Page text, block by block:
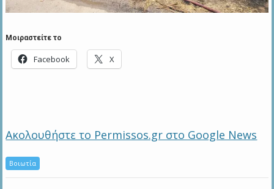
Μοιραστείτε το
Facebook X
Ακολουθήστε το Permissos.gr στο Google News
Βοιωτία